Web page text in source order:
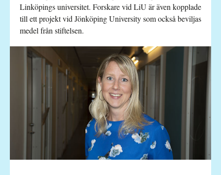
Linköpings universitet. Forskare vid LiU är även kopplade
till ett projekt vid Jönköping University som också beviljas
medel från stiftelsen.